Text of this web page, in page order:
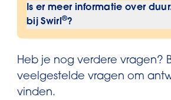
eigenlijk in elke vorm van
vuilnisbak. Met
vuilniszakzoekerkun je
welke vuilniszak precies bij
past.
Is er meer informatie over
bij Swirl ®?
Swirl en hoe het bedrijf
een gesloten kringloop,
Heb je nog verdere vragen?
veelgestelde vragen om
vinden.